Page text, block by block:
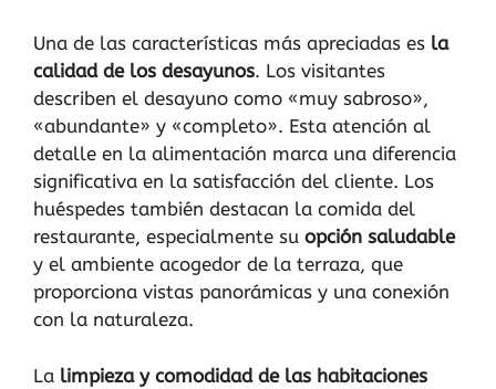
Una de las características más apreciadas es la
calidad de los desayunos. Los visitantes
describen el desayuno como «muy sabroso»,
«abundante» y «completo». Esta atención al
detalle en la alimentación marca una diferencia
significativa en la satisfacción del cliente. Los
huéspedes también destacan la comida del
restaurante, especialmente su opción saludable
y el ambiente acogedor de la terraza, que
proporciona vistas panorámicas y una conexión
con la naturaleza.
La limpieza y comodidad de las habitaciones